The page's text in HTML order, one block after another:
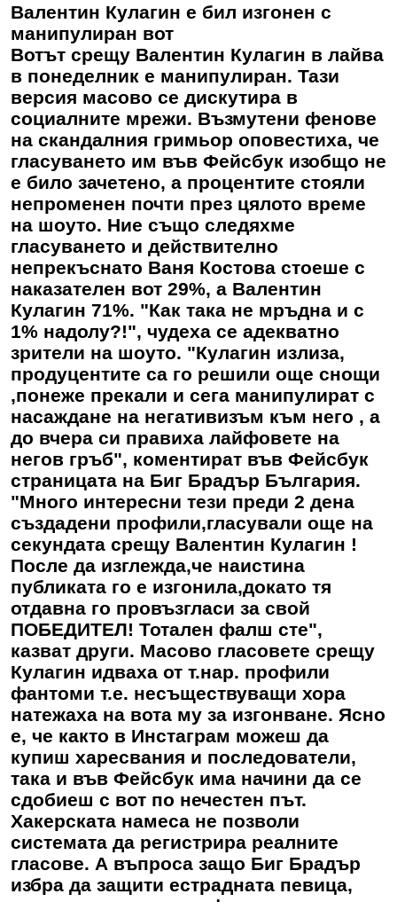
Валентин Кулагин е бил изгонен с
манипулиран вот
Вотът срещу Валентин Кулагин в лайва
в понеделник е манипулиран. Тази
версия масово се дискутира в
социалните мрежи. Възмутени фенове
на скандалния гримьор оповестиха, че
гласуването им във Фейсбук изобщо не
е било зачетено, а процентите стояли
непроменен почти през цялото време
на шоуто. Ние също следяхме
гласуването и действително
непрекъснато Ваня Костова стоеше с
наказателен вот 29%, а Валентин
Кулагин 71%. "Как така не мръдна и с
1% надолу?!", чудеха се адекватно
зрители на шоуто. "Кулагин излиза,
продуцентите са го решили още снощи
,понеже прекали и сега манипулират с
насаждане на негативизъм към него , а
до вчера си правиха лайфовете на
негов гръб", коментират във Фейсбук
страницата на Биг Брадър България.
"Много интересни тези преди 2 дена
създадени профили,гласували още на
секундата срещу Валентин Кулагин !
После да изглежда,че наистина
публиката го е изгонила,докато тя
отдавна го провъзгласи за свой
ПОБЕДИТЕЛ! Тотален фалш сте",
казват други. Масово гласовете срещу
Кулагин идваха от т.нар. профили
фантоми т.е. несъществуващи хора
натежаха на вота му за изгонване. Ясно
е, че както в Инстаграм можеш да
купиш харесвания и последователи,
така и във Фейсбук има начини да се
сдобиеш с вот по нечестен път.
Хакерската намеса не позволи
системата да регистрира реалните
гласове. А въпроса защо Биг Брадър
избра да защити естрадната певица,